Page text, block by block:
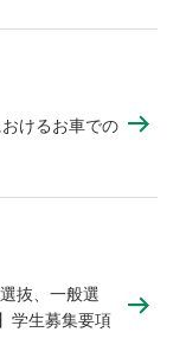
けるお車での
抜、一般選
学生募集要項